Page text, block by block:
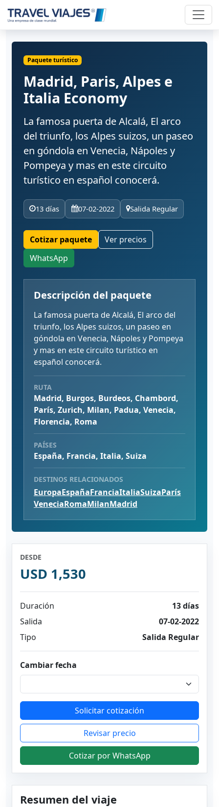
Paquete turístico
Madrid, Paris, Alpes e
Italia Economy
La famosa puerta de Alcalá, El arco
del triunfo, los Alpes suizos, un paseo
en góndola en Venecia, Nápoles y
Pompeya y mas en este circuito
turístico en español conocerá.
13 días 07-02-2022 Salida Regular
Cotizar paquete
Ver precios
WhatsApp
Descripción del paquete
La famosa puerta de Alcalá, El arco del
triunfo, los Alpes suizos, un paseo en
góndola en Venecia, Nápoles y Pompeya
y mas en este circuito turístico en
español conocerá.
RUTA
Madrid, Burgos, Burdeos, Chambord,
París, Zurich, Milan, Padua, Venecia,
Florencia, Roma
PAÍSES
España, Francia, Italia, Suiza
DESTINOS RELACIONADOS
EuropaEspañaFranciaItaliaSuizaParís
VeneciaRomaMilanMadrid
Resumen del viaje
DESDE
USD 1,530
Duración
13 días
Salida
07-02-2022
Tipo
Salida Regular
Cambiar fecha
Solicitar cotización
Revisar precio
Cotizar por WhatsApp